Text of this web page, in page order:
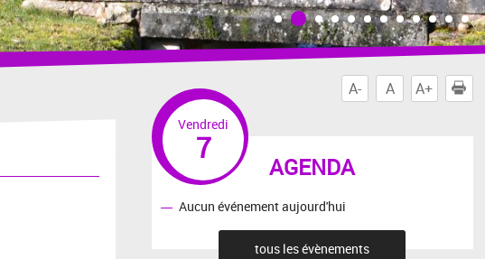
A- A A+
AGENDA
Vendredi
7
Aucun événement aujourd'hui
tous les évènements